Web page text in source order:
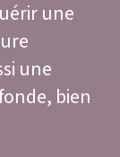
une
une
bien